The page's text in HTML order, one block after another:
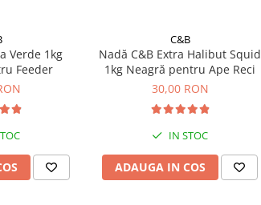
oferă o protecție
în timp și un camuflaj
Verde 1kg
Feeder
C&B
Nadă C&B Extra Halibut Squid
1kg Neagră pentru Ape Reci
30,00 RON
IN STOC
ADAUGA IN COS